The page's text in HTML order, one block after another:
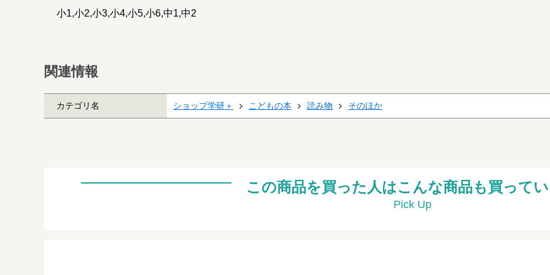
小1,小2,小3,小4,小5,小6,中1,中2
関連情報
カテゴリ名 ショップ学研＋ こどもの本 読み物 そのほか
この商品を買った人はこんな商品も買って
Pick Up